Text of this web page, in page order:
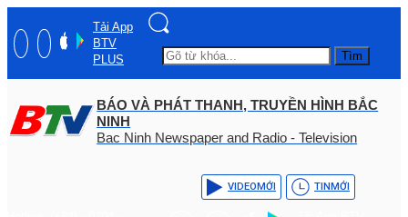
Tải App
BTV
PLUS
Tìm
BÁO VÀ PHÁT THANH, TRUYỀN HÌNH BẮC
NINH
Bac Ninh Newspaper and Radio - Television
VIDEOMỚI TINMỚI